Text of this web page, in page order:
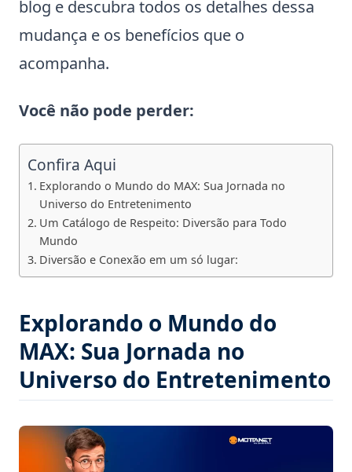
blog e descubra todos os detalhes dessa
mudança e os benefícios que o
acompanha.
Você não pode perder:
Confira Aqui
Explorando o Mundo do MAX: Sua Jornada no
Universo do Entretenimento
Um Catálogo de Respeito: Diversão para Todo
Mundo
Diversão e Conexão em um só lugar:
Explorando o Mundo do
MAX: Sua Jornada no
Universo do Entretenimento